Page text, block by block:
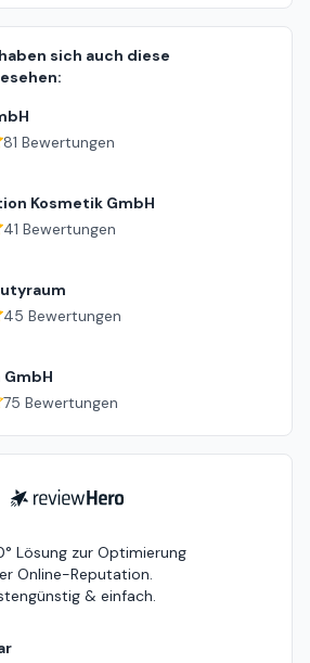
sich auch diese
81 Bewertungen
Kosmetik GmbH
41 Bewertungen
45 Bewertungen
75 Bewertungen
ReviewHero
Lösung zur Optimierung
Online-Reputation.
& einfach.